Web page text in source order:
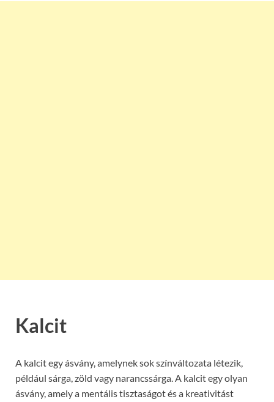
Kalcit
A kalcit egy ásvány, amelynek sok színváltozata létezik,
például sárga, zöld vagy narancssárga. A kalcit egy olyan
ásvány, amely a mentális tisztaságot és a kreativitást